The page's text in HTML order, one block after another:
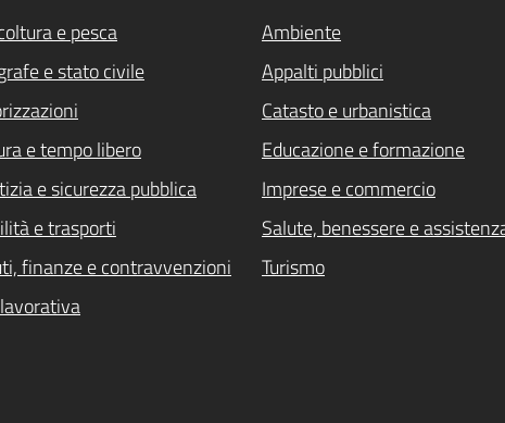
e pesca
Ambiente
e stato civile
Appalti pubblici
Catasto e urbanistica
e tempo libero
Educazione e formazione
e sicurezza pubblica
Imprese e commercio
e trasporti
Salute, benessere e
finanze e contravvenzioni
Turismo